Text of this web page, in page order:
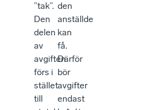
”tak”.
Den
delen
av
avgiften
förs i
stället
till
den
anställde
kan
få.
Därför
bör
avgifter
endast